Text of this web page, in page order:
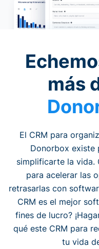
más
El CRM para
Donorbox existe
simplificarte la vida.
para acelerar las
retrasarlas con
CRM es el mejor
fines de lucro?
qué este CRM para
tu vida